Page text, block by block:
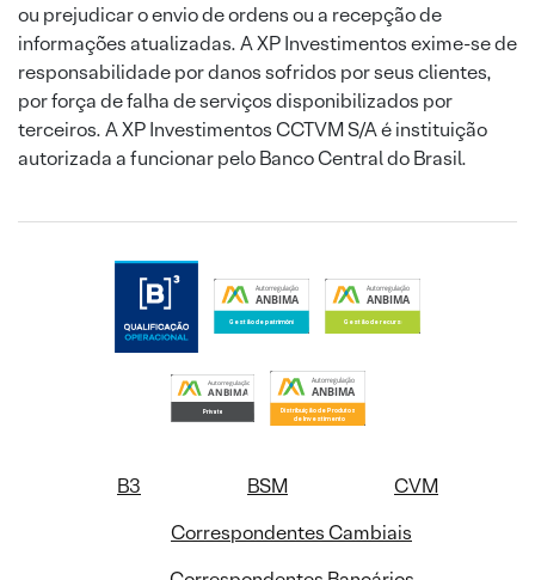
ou prejudicar o envio de ordens ou a recepção de
informações atualizadas. A XP Investimentos exime-se de
responsabilidade por danos sofridos por seus clientes,
por força de falha de serviços disponibilizados por
terceiros. A XP Investimentos CCTVM S/A é instituição
autorizada a funcionar pelo Banco Central do Brasil.
B3 BSM
CVM
Correspondentes Cambiais